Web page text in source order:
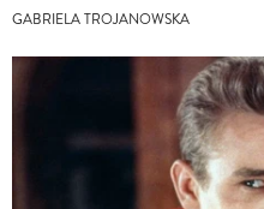
GABRIELA TROJANOWSKA